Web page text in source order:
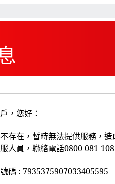
，您好：
存在，暫時無法提供服務，
人員，聯絡電話0800-081-
碼 : 7935375907033405595